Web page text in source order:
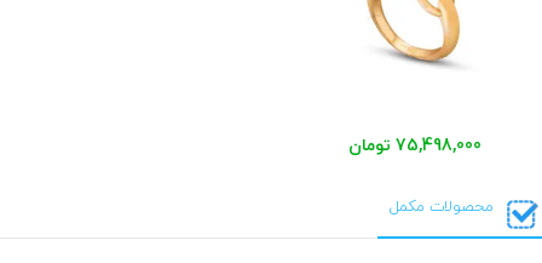
75,498,000 تومان
محصولات مکمل